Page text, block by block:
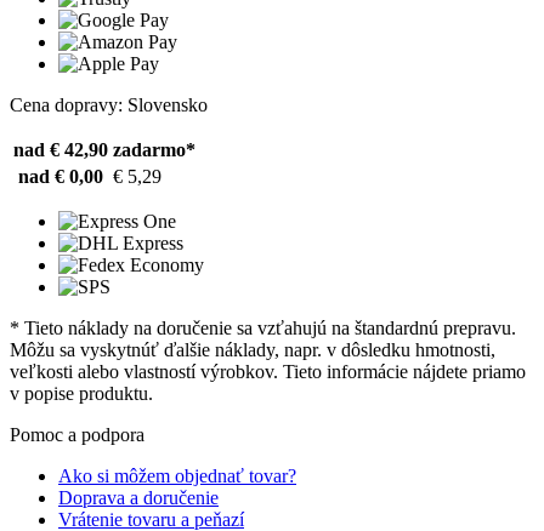
Cena dopravy: Slovensko
nad € 42,90 zadarmo*
nad € 0,00 € 5,29
* Tieto náklady na doručenie sa vzťahujú na štandardnú prepravu.
Môžu sa vyskytnúť ďalšie náklady, napr. v dôsledku hmotnosti,
veľkosti alebo vlastností výrobkov. Tieto informácie nájdete priamo
v popise produktu.
Pomoc a podpora
Ako si môžem objednať tovar?
Doprava a doručenie
Vrátenie tovaru a peňazí